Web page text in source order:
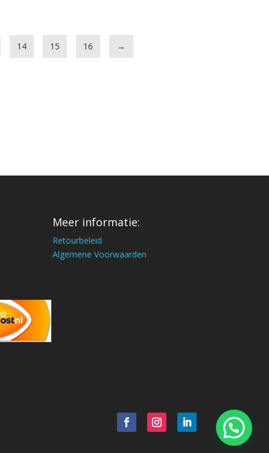
14 15 16 →
Meer informatie:
Retourbeleid
Algemene Voorwaarden